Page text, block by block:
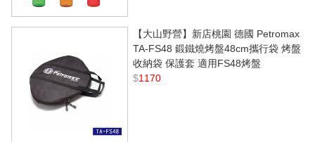
【大山野營】新店桃園 德國 Petromax
TA-FS48 鍛鐵燒烤盤48cm攜行袋 烤盤
收納袋 保護套 適用FS48烤盤
$1170